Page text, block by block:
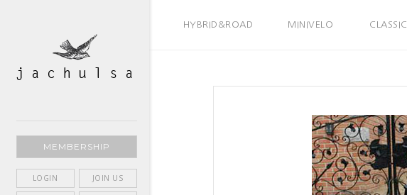
HYBRID&ROAD MINIVELO CLASSIC
MEMBERSHIP
LOGIN JOIN US